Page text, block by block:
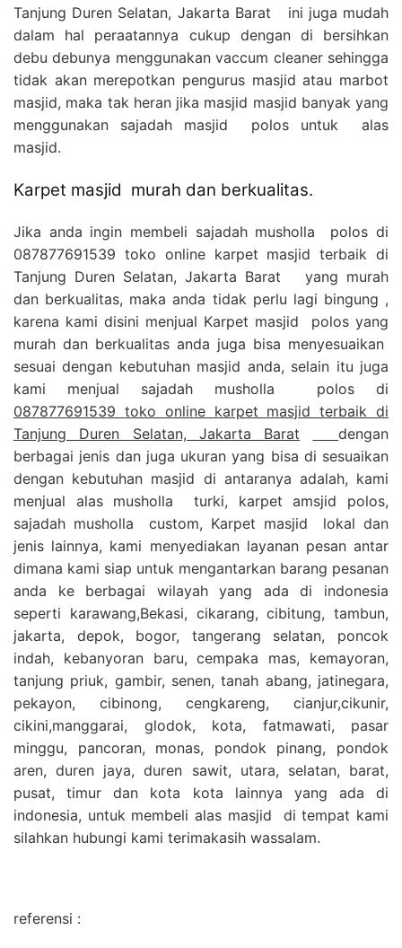
Tanjung Duren Selatan, Jakarta Barat ini juga mudah
dalam hal peraatannya cukup dengan di bersihkan
debu debunya menggunakan vaccum cleaner sehingga
tidak akan merepotkan pengurus masjid atau marbot
masjid, maka tak heran jika masjid masjid banyak yang
menggunakan sajadah masjid polos untuk alas
masjid.
Karpet masjid murah dan berkualitas.
Jika anda ingin membeli sajadah musholla polos di
087877691539 toko online karpet masjid terbaik di
Tanjung Duren Selatan, Jakarta Barat yang murah
dan berkualitas, maka anda tidak perlu lagi bingung ,
karena kami disini menjual Karpet masjid polos yang
murah dan berkualitas anda juga bisa menyesuaikan
sesuai dengan kebutuhan masjid anda, selain itu juga
kami menjual sajadah musholla polos di
087877691539 toko online karpet masjid terbaik di
Tanjung Duren Selatan, Jakarta Barat
dengan
berbagai jenis dan juga ukuran yang bisa di sesuaikan
dengan kebutuhan masjid di antaranya adalah, kami
menjual alas musholla turki, karpet amsjid polos,
sajadah musholla custom, Karpet masjid lokal dan
jenis lainnya, kami menyediakan layanan pesan antar
dimana kami siap untuk mengantarkan barang pesanan
anda ke berbagai wilayah yang ada di indonesia
seperti karawang,Bekasi, cikarang, cibitung, tambun,
jakarta, depok, bogor, tangerang selatan, poncok
indah, kebanyoran baru, cempaka mas, kemayoran,
tanjung priuk, gambir, senen, tanah abang, jatinegara,
pekayon, cibinong, cengkareng, cianjur,cikunir,
cikini,manggarai, glodok, kota, fatmawati, pasar
minggu, pancoran, monas, pondok pinang, pondok
aren, duren jaya, duren sawit, utara, selatan, barat,
pusat, timur dan kota kota lainnya yang ada di
indonesia, untuk membeli alas masjid di tempat kami
silahkan hubungi kami terimakasih wassalam.
referensi :